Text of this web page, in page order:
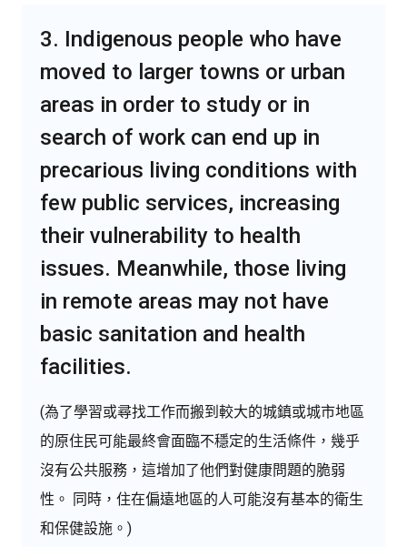
3. Indigenous people who have
moved to larger towns or urban
areas in order to study or in
search of work can end up in
precarious living conditions with
few public services, increasing
their vulnerability to health
issues. Meanwhile, those living
in remote areas may not have
basic sanitation and health
facilities.
(為了學習或尋找工作而搬到較大的城鎮或城市地區
的原住民可能最終會面臨不穩定的生活條件，幾乎
沒有公共服務，這增加了他們對健康問題的脆弱
性。 同時，住在偏遠地區的人可能沒有基本的衛生
和保健設施。)